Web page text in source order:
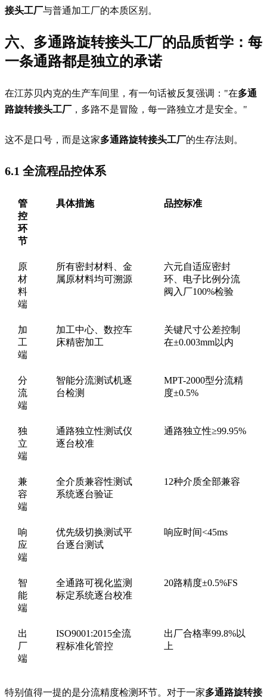
接头工厂与普通加工厂的本质区别。
六、多通路旋转接头工厂的品质哲学：每
一条通路都是独立的承诺
在江苏贝内克的生产车间里，有一句话被反复强调："在多通
路旋转接头工厂 ，多路不是冒险，每一路独立才是安全。"
这不是口号，而是这家多通路旋转接头工厂的生存法则。
6.1 全流程品控体系
管
控
环
节
具体措施 品控标准
原
材
料
端
所有密封材料、金
属原材料均可溯源
六元自适应密封
环、电子比例分流
阀入厂100%检验
加
工
端
加工中心、数控车
床精密加工
关键尺寸公差控制
在±0.003mm以内
分
流
端
智能分流测试机逐
台检测
MPT-2000型分流精
度±0.5%
独
立
端
通路独立性测试仪
逐台校准
通路独立性≥99.95%
兼
容
端
全介质兼容性测试
系统逐台验证
12种介质全部兼容
响
应
端
优先级切换测试平
台逐台测试
响应时间<45ms
智
能
端
全通路可视化监测
标定系统逐台校准
20路精度±0.5%FS
出
厂
端
ISO9001:2015全流
程标准化管控
出厂合格率99.8%以
上
特别值得一提的是分流精度检测环节。对于一家多通路旋转接